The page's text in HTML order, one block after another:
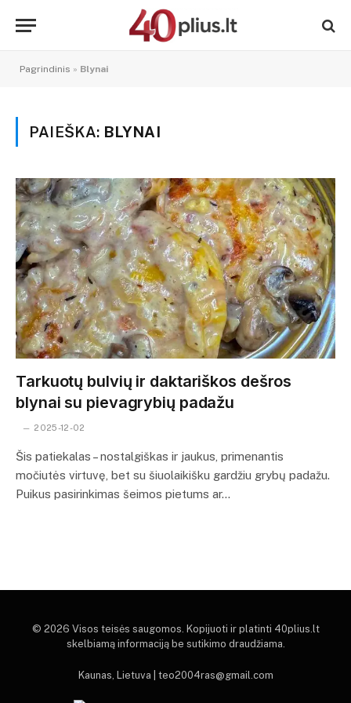
Pagrindinis » Blynai
PAIEŠKA: BLYNAI
Tarkuotų bulvių ir daktariškos dešros
blynai su pievagrybių padažu
2025-12-02
Šis patiekalas – nostalgiškas ir jaukus, primenantis
močiutės virtuvę, bet su šiuolaikišku gardžiu grybų padažu.
Puikus pasirinkimas šeimos pietums ar…
© 2026 Visos teisės saugomos. Kopijuoti ir platinti 40plius.lt
skelbiamą informaciją be sutikimo draudžiama.
Kaunas, Lietuva | teo2004ras@gmail.com